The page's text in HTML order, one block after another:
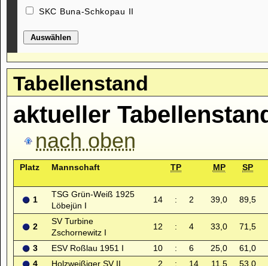
SKC Buna-Schkopau II
Auswählen
Tabellenstand
aktueller
nach oben
Platz Mannschaft TP MP SP
1
TSG Grün-Weiß 1925
Löbejün I
14 : 2 39,0 89,5
2
SV Turbine
Zschornewitz I
12 : 4 33,0 71,5
3 ESV Roßlau 1951 I 10 : 6 25,0
61,0
4
Holzweißiger SV II 2 : 14 11,5
53,0